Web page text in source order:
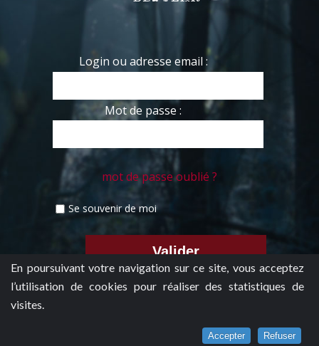
En poursuivant votre navigation sur ce site, vous acceptez
l’utilisation de cookies pour réaliser des statistiques de
visites.
Accepter Refuser
Login ou adresse email :
Mot de passe :
mot de passe oublié ?
Se souvenir de moi